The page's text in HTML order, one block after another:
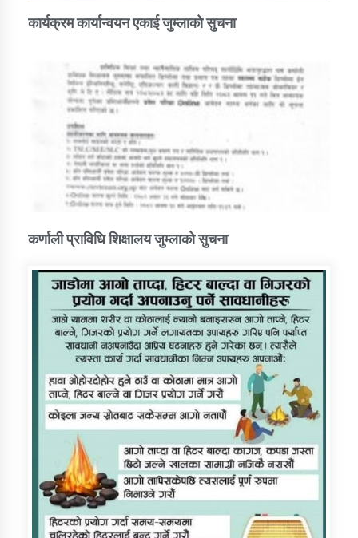
कार्यक्रम कार्यान्वयन एकाई जुम्लाको सुचना
कर्णाली प्राविधि शिक्षालय जुम्लाको सुचना